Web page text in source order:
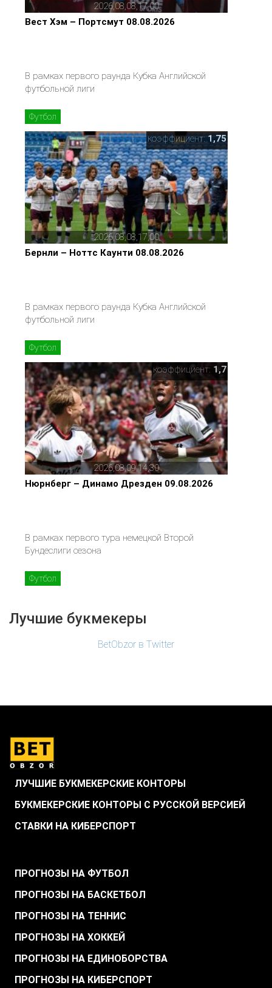
Лучшие букмекеры
BetObzor в Twitter
2026,08,08,17,00
Вест Хэм – Портсмут 08.08.2026
В рамках первого раунда Кубка Английской
футбольной лиги
Футбол
2026,08,08,17,00
коэффициент: 1,75
Бернли – Ноттс Каунти 08.08.2026
В рамках первого раунда Кубка Английской
футбольной лиги
Футбол
2026,08,09,14,30
коэффициент: 1,7
Нюрнберг – Динамо Дрезден 09.08.2026
В рамках первого тура немецкой Второй
Бундеслиги сезона
Футбол
ЛУЧШИЕ БУКМЕКЕРСКИЕ КОНТОРЫ
БУКМЕКЕРСКИЕ КОНТОРЫ С РУССКОЙ ВЕРСИЕЙ
СТАВКИ НА КИБЕРСПОРТ
ПРОГНОЗЫ НА ФУТБОЛ
ПРОГНОЗЫ НА БАСКЕТБОЛ
ПРОГНОЗЫ НА ТЕННИС
ПРОГНОЗЫ НА ХОККЕЙ
ПРОГНОЗЫ НА ЕДИНОБОРСТВА
ПРОГНОЗЫ НА КИБЕРСПОРТ